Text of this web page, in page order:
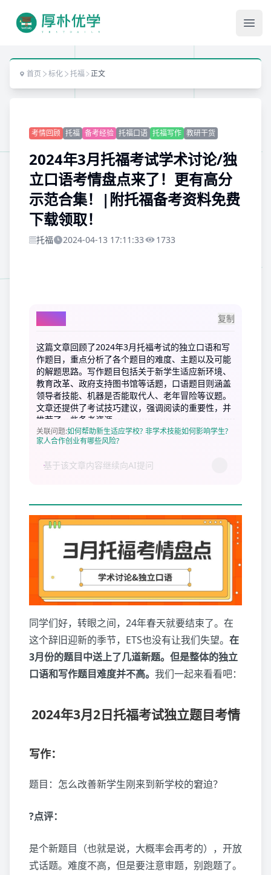
首页 标化 托福 正文
考情回顾 托福 备考经验 托福口语 托福写作 教研干货
2024年3月托福考试学术讨论/独
立口语考情盘点来了！更有高分
示范合集！|附托福备考资料免费
下载领取！
托福 2024-04-13 17:11:33 1733
AI总结 复制
这篇文章回顾了2024年3月托福考试的独立口语和写
作题目，重点分析了各个题目的难度、主题以及可能
的解题思路。写作题目包括关于新学生适应新环境、
教育改革、政府支持图书馆等话题，口语题目则涵盖
领导者技能、机器是否能取代人、老年冒险等议题。
文章还提供了考试技巧建议，强调阅读的重要性，并
推荐了一些备考资源。
关联问题:如何帮助新生适应学校? 非学术技能如何影响学生?
家人合作创业有哪些风险?
同学们好，转眼之间，24年春天就要结束了。在
这个辞旧迎新的季节，ETS也没有让我们失望。 在
3月份的题目中送上了几道新题。但是整体的独立
口语和写作题目难度并不高。 我们一起来看看吧：
2024年3月2日托福考试独立题目考情
写作：
题目：怎么改善新学生刚来到新学校的窘迫？
?点评：
是个新题目（也就是说，大概率会再考的），开放
式话题。难度不高，但是要注意审题，别跑题了。